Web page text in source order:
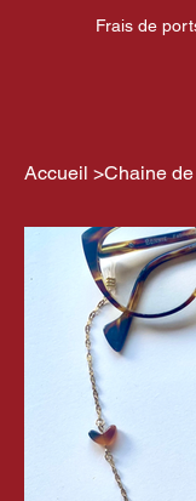
Frais de
Accueil >Chaine